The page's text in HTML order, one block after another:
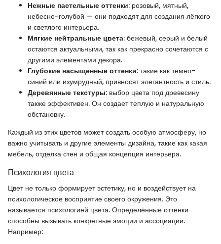
Нежные пастельные оттенки: розовый, мятный,
небесно-голубой — они подходят для создания лёгкого
и светлого интерьера.
Мягкие нейтральные цвета: бежевый, серый и белый
остаются актуальными, так как прекрасно сочетаются с
другими элементами декора.
Глубокие насыщенные оттенки: такие как темно-
синий или изумрудный, привносят элегантность и стиль.
Деревянные текстуры: выбор цвета под древесину
также эффективен. Он создает теплую и натуральную
обстановку.
Каждый из этих цветов может создать особую атмосферу, но
важно учитывать и другие элементы дизайна, такие как какая
мебель, отделка стен и общая концепция интерьера.
Психология цвета
Цвет не только формирует эстетику, но и воздействует на
психологическое восприятие своего окружения. Это
называется психологией цвета. Определённые оттенки
способны вызывать конкретные эмоции и ассоциации.
Например: